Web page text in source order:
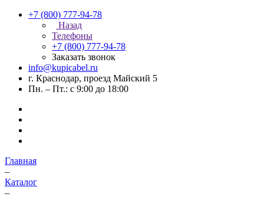
+7 (800) 777-94-78
Назад
Телефоны
+7 (800) 777-94-78
Заказать звонок
info@kupicabel.ru
г. Краснодар, проезд Майский 5
Пн. – Пт.: с 9:00 до 18:00
Главная
–
Каталог
–